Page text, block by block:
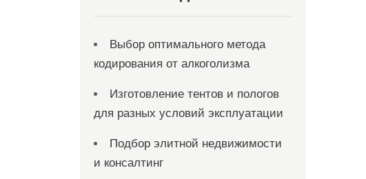
Выбор оптимального метода
кодирования от алкоголизма
Изготовление тентов и пологов
для разных условий эксплуатации
Подбор элитной недвижимости
и консалтинг